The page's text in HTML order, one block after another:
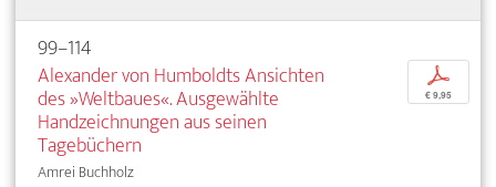
99–114
Alexander von Humboldts Ansichten
des »Weltbaues«. Ausgewählte
Handzeichnungen aus seinen
Tagebüchern
Amrei Buchholz
p
€ 9,95